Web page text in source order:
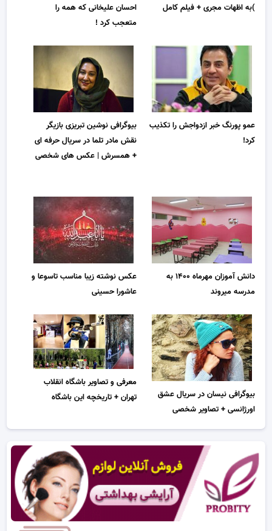
)به اظهات مجری + فیلم کامل
احسان علیخانی که همه را
متعجب کرد !
عمو پورنگ خبر ازدواجش را تکذیب
کرد!
بیوگرافی نوشین تبریزی بازیگر
نقش مادر تلما در سریال حرفه ای
+ همسرش | عکس های شخصی
دانش آموزان مهرماه ۱۴۰۰ به
مدرسه میروند
عکس نوشته زیبا مناسب تاسوعا و
عاشورا حسینی
بیوگرافی نیسان در سریال عشق
اورژانسی + تصاویر شخصی
معرفی و تصاویر باشگاه انقلاب
تهران + تاریخچه این باشگاه